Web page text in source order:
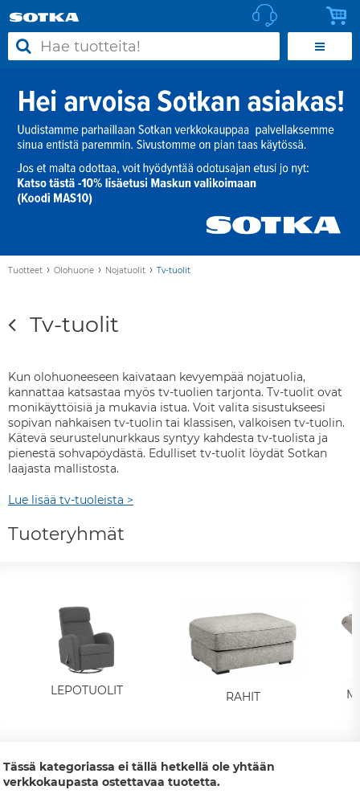
Tuotteet › Olohuone › Nojatuolit › Tv-tuolit
Tv-tuolit
Kun olohuoneeseen kaivataan kevyempää nojatuolia,
kannattaa katsastaa myös tv-tuolien tarjonta. Tv-tuolit ovat
monikäyttöisiä ja mukavia istua. Voit valita sisustukseesi
sopivan nahkaisen tv-tuolin tai klassisen, valkoisen tv-tuolin.
Kätevä seurustelunurkkaus syntyy kahdesta tv-tuolista ja
pienestä sohvapöydästä. Edulliset tv-tuolit löydät Sotkan
laajasta mallistosta.
Lue lisää tv-tuoleista >
Tuoteryhmät
LEPOTUOLIT RAHIT
Tässä kategoriassa ei tällä hetkellä ole yhtään
verkkokaupasta ostettavaa tuotetta.